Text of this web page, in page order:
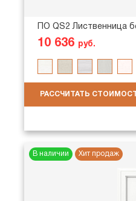
ПО QS2 Лиственница
10 636 руб.
РАССЧИТАТЬ
В наличии Хит продаж